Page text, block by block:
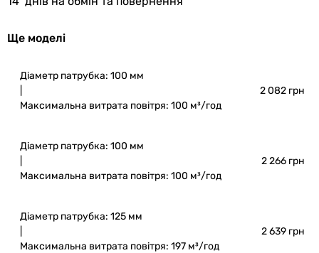
Ще моделі
Діаметр патрубка: 100 мм
Максимальна витрата повітря: 100 м³/год
2 082 грн
Діаметр патрубка: 100 мм
Максимальна витрата повітря: 100 м³/год
2 266 грн
Діаметр патрубка: 125 мм
Максимальна витрата повітря: 197 м³/год
2 639 грн